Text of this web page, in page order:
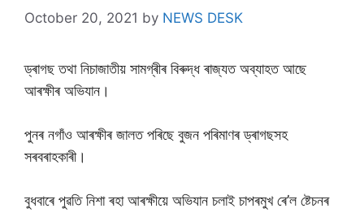
October 20, 2021 by NEWS DESK
ড্ৰাগছ তথা নিচাজাতীয় সামগ্ৰীৰ বিৰুদ্ধ ৰাজ্যত অব্যাহত আছে
আৰক্ষীৰ অভিযান।
পুনৰ নগাঁও আৰক্ষীৰ জালত পৰিছে বুজন পৰিমাণৰ ড্ৰাগছসহ
সৰবৰাহকাৰী।
বুধবাৰে পুৱতি নিশা ৰহা আৰক্ষীয়ে অভিযান চলাই চাপৰমুখ ৰে’ল ষ্টেচনৰ